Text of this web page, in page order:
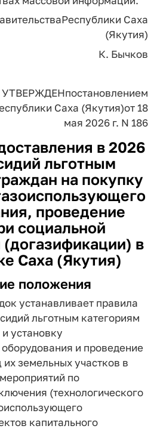
Республики Саха
(Якутия)
К. Бычков
УТВЕРЖДЕНпостановлением
Саха (Якутия)от 18
мая 2026 г. N 186
в 2026
льготным
на покупку
проведение
социальной
в
Саха (Якутия)
положения
устанавливает правила
льготным категориям
установку
и проведение
их земельных участков в
по
(технологического
капитального